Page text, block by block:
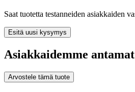
Saat tuotetta testanneiden asiakkaiden
Esitä uusi kysymys
Asiakkaidemme
Arvostele tämä tuote